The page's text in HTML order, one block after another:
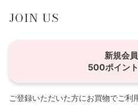
JOIN US
新規会
500ポイン
ご登録いただいた方にお買物でご利